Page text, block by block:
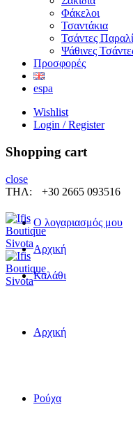
Φάκελοι
Τσαντάκια
Τσάντες
Ψάθινες
Προσφορές
espa
Wishlist
Login / Register
Shopping cart
close
ΤΗΛ:
+30 2665 093516
Ο λογαριασμός μου
Αρχική
Καλάθι
Αρχική
Ρούχα